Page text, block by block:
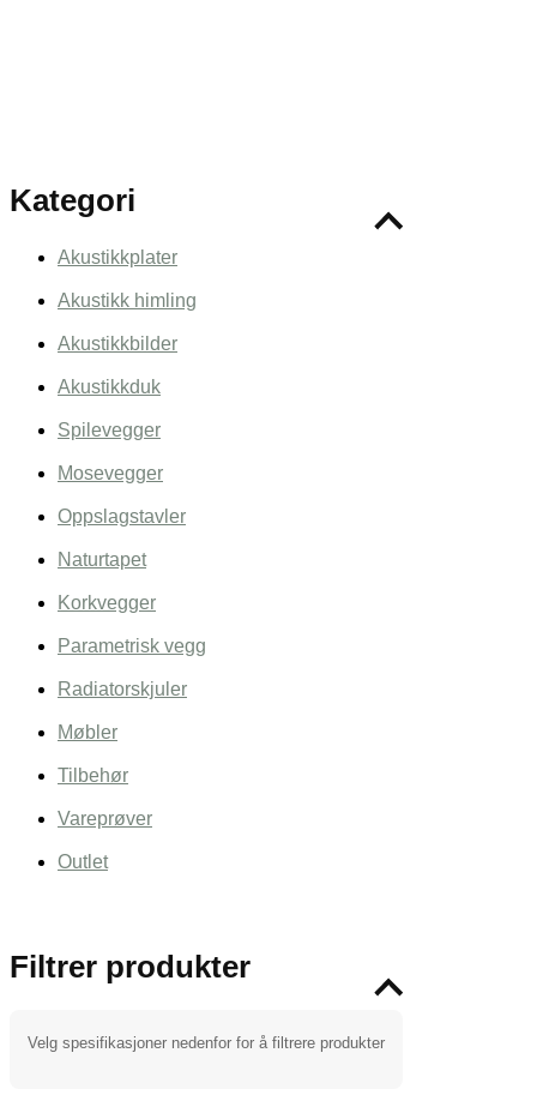
Kategori
Akustikkplater
Akustikk himling
Akustikkbilder
Akustikkduk
Spilevegger
Mosevegger
Oppslagstavler
Naturtapet
Korkvegger
Parametrisk vegg
Radiatorskjuler
Møbler
Tilbehør
Vareprøver
Outlet
Filtrer produkter
Velg spesifikasjoner nedenfor for å filtrere produkter